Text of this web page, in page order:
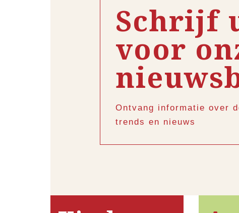
Schrijf
voor
Ontvang informatie over
trends en nieuws